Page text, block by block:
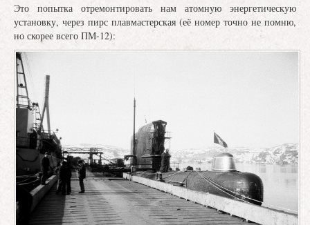
Это попытка отремонтировать нам атомную энергетическую
установку, через пирс плавмастерская (её номер точно не помню,
но скорее всего ПМ-12):